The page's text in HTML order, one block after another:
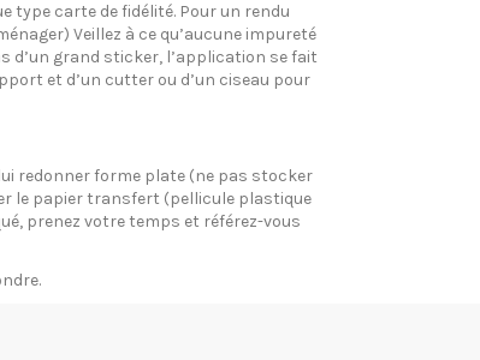
type carte de fidélité. Pour un rendu
Veillez à ce qu’aucune impureté
d’un grand sticker, l’application se fait
et d’un cutter ou d’un ciseau pour
redonner forme plate (ne pas stocker
le papier transfert (pellicule plastique
prenez votre temps et référez-vous